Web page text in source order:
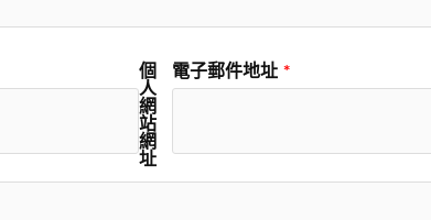
電子郵件地址 *
個
人
網
站
網
址